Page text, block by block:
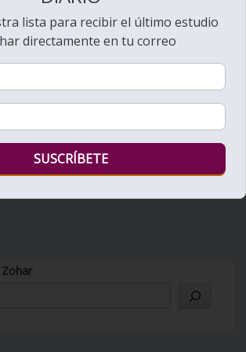
lista para recibir el último estudio
directamente en tu correo